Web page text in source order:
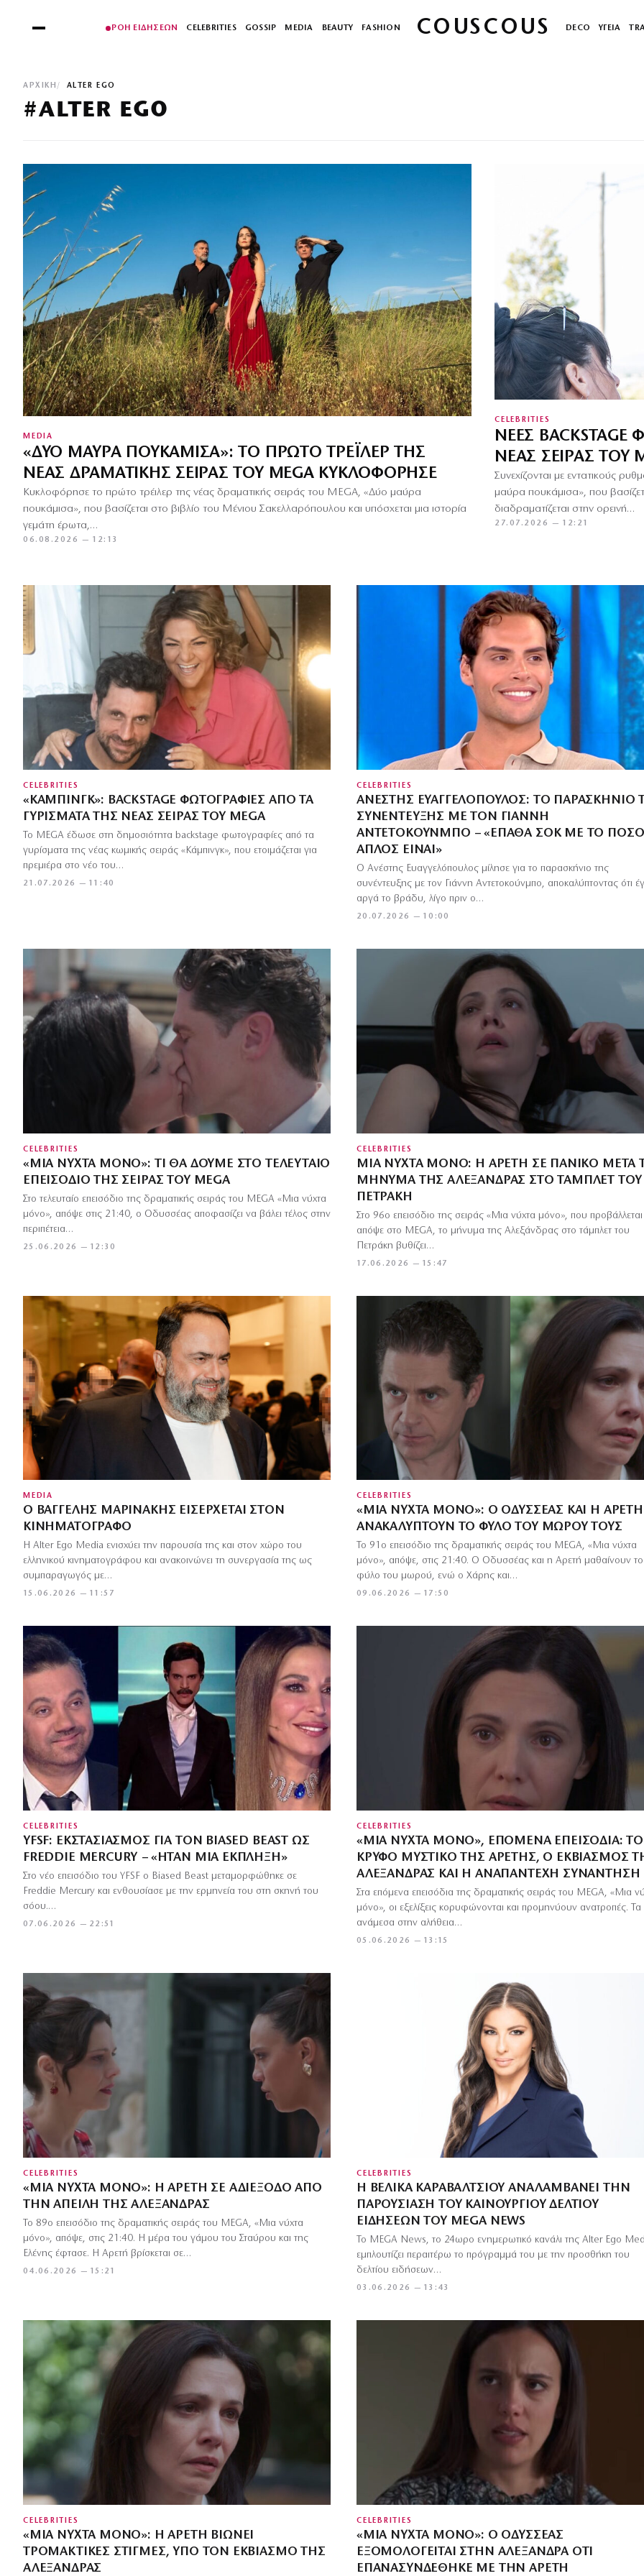
ΡΟΗ ΕΙΔΗΣΕΩΝ CELEBRITIES GOSSIP MEDIA BEAUTY FASHION COUSCOUS DECO ΥΓΕΙΑ
ΑΡΧΙΚΉ ALTER EGO
#ALTER EGO
MEDIA
«ΔΎΟ ΜΑΎΡΑ ΠΟΥΚΆΜΙΣΑ»: ΤΟ ΠΡΏΤΟ ΤΡΈΙΛΕΡ ΤΗΣ
ΝΈΑΣ ΔΡΑΜΑΤΙΚΉΣ ΣΕΙΡΆΣ ΤΟΥ MEGA ΚΥΚΛΟΦΌΡΗΣΕ
Κυκλοφόρησε το πρώτο τρέιλερ της νέας δραματικής σειράς του MEGA, «Δύο μαύρα
πουκάμισα», που βασίζεται στο βιβλίο του Μένιου Σακελλαρόπουλου και υπόσχεται μια ιστορία
γεμάτη έρωτα,…
06.08.2026 — 12:13
CELEBRITIES
ΝΈΕΣ
ΝΈΑΣ ΣΕΙΡΆΣ ΤΟΥ
Συνεχίζονται με εντατικούς
μαύρα πουκάμισα», που
διαδραματίζεται στην ορεινή…
27.07.2026 — 12:21
CELEBRITIES
«ΚΆΜΠΙΝΓΚ»: BACKSTAGE ΦΩΤΟΓΡΑΦΊΕΣ ΑΠΌ ΤΑ
ΓΥΡΊΣΜΑΤΑ ΤΗΣ ΝΈΑΣ ΣΕΙΡΆΣ ΤΟΥ MEGA
21.07.2026 — 11:40
Το MEGA έδωσε στη δημοσιότητα backstage φωτογραφίες από τα
γυρίσματα της νέας κωμικής σειράς «Κάμπινγκ», που ετοιμάζεται για
πρεμιέρα στο νέο του…
CELEBRITIES
ΑΝΈΣΤΗΣ ΕΥΑΓΓΕΛΌΠΟΥΛΟΣ: ΤΟ ΠΑΡΑΣΚΉΝΙΟ
ΣΥΝΈΝΤΕΥΞΗΣ ΜΕ ΤΟΝ ΓΙΆΝΝΗ
ΑΝΤΕΤΟΚΟΎΝΜΠΟ – «ΈΠΑΘΑ ΣΟΚ ΜΕ ΤΟ ΠΌΣΟ
ΑΠΛΌΣ ΕΊΝΑΙ»
20.07.2026 — 10:00
Ο Ανέστης Ευαγγελόπουλος μίλησε για το παρασκήνιο της
συνέντευξης με τον Γιάννη Αντετοκούνμπο, αποκαλύπτοντας ότι
αργά το βράδυ, λίγο πριν ο…
CELEBRITIES
«ΜΙΑ ΝΎΧΤΑ ΜΌΝΟ»: ΤΙ ΘΑ ΔΟΎΜΕ ΣΤΟ ΤΕΛΕΥΤΑΊΟ
ΕΠΕΙΣΌΔΙΟ ΤΗΣ ΣΕΙΡΆΣ ΤΟΥ MEGA
25.06.2026 — 12:30
Στο τελευταίο επεισόδιο της δραματικής σειράς του MEGA «Μια νύχτα
μόνο», απόψε στις 21:40, ο Οδυσσέας αποφασίζει να βάλει τέλος στην
περιπέτεια…
CELEBRITIES
ΜΙΑ ΝΎΧΤΑ ΜΌΝΟ: Η ΑΡΕΤΉ ΣΕ ΠΑΝΙΚΌ ΜΕΤΆ
ΜΉΝΥΜΑ ΤΗΣ ΑΛΕΞΆΝΔΡΑΣ ΣΤΟ ΤΆΜΠΛΕΤ ΤΟΥ
ΠΕΤΡΆΚΗ
17.06.2026 — 15:47
Στο 96ο επεισόδιο της σειράς «Μια νύχτα μόνο», που προβάλλεται
απόψε στο MEGA, το μήνυμα της Αλεξάνδρας στο τάμπλετ του
Πετράκη βυθίζει…
MEDIA
Ο ΒΑΓΓΈΛΗΣ ΜΑΡΙΝΆΚΗΣ ΕΙΣΈΡΧΕΤΑΙ ΣΤΟΝ
ΚΙΝΗΜΑΤΟΓΡΆΦΟ
15.06.2026 — 11:57
Η Alter Ego Media ενισχύει την παρουσία της και στον χώρο του
ελληνικού κινηματογράφου και ανακοινώνει τη συνεργασία της ως
συμπαραγωγός με…
CELEBRITIES
«ΜΙΑ ΝΎΧΤΑ ΜΌΝΟ»: Ο ΟΔΥΣΣΈΑΣ ΚΑΙ Η ΑΡΕΤΉ
ΑΝΑΚΑΛΎΠΤΟΥΝ ΤΟ ΦΎΛΟ ΤΟΥ ΜΩΡΟΎ ΤΟΥΣ
09.06.2026 — 17:50
Το 91ο επεισόδιο της δραματικής σειράς του MEGA, «Μια νύχτα
μόνο», απόψε, στις 21:40. Ο Οδυσσέας και η Αρετή μαθαίνουν το
φύλο του μωρού, ενώ ο Χάρης και…
CELEBRITIES
YFSF: ΕΚΣΤΑΣΙΑΣΜΌΣ ΓΙΑ ΤΟΝ BIASED BEAST ΩΣ
FREDDIE MERCURY – «ΉΤΑΝ ΜΙΑ ΈΚΠΛΗΞΗ»
07.06.2026 — 22:51
Στο νέο επεισόδιο του YFSF ο Biased Beast μεταμορφώθηκε σε
Freddie Mercury και ενθουσίασε με την ερμηνεία του στη σκηνή του
σόου.…
CELEBRITIES
«ΜΙΑ ΝΎΧΤΑ ΜΌΝΟ», ΕΠΌΜΕΝΑ ΕΠΕΙΣΌΔΙΑ: ΤΟ
ΚΡΥΦΌ ΜΥΣΤΙΚΌ ΤΗΣ ΑΡΕΤΉΣ, Ο ΕΚΒΙΑΣΜΌΣ
ΑΛΕΞΆΝΔΡΑΣ ΚΑΙ Η ΑΝΑΠΆΝΤΕΧΗ ΣΥΝΆΝΤΗΣΗ
05.06.2026 — 13:15
Στα επόμενα επεισόδια της δραματικής σειράς του MEGA, «Μια
μόνο», οι εξελίξεις κορυφώνονται και προμηνύουν ανατροπές. Τα
ανάμεσα στην αλήθεια…
CELEBRITIES
«ΜΙΑ ΝΎΧΤΑ ΜΌΝΟ»: Η ΑΡΕΤΉ ΣΕ ΑΔΙΈΞΟΔΟ ΑΠΌ
ΤΗΝ ΑΠΕΙΛΉ ΤΗΣ ΑΛΕΞΆΝΔΡΑΣ
04.06.2026 — 15:21
Το 89ο επεισόδιο της δραματικής σειράς του MEGA, «Μια νύχτα
μόνο», απόψε, στις 21:40. Η μέρα του γάμου του Σταύρου και της
Ελένης έφτασε. Η Αρετή βρίσκεται σε…
CELEBRITIES
Η ΒΕΛΊΚΑ ΚΑΡΑΒΆΛΤΣΙΟΥ ΑΝΑΛΑΜΒΆΝΕΙ ΤΗΝ
ΠΑΡΟΥΣΊΑΣΗ ΤΟΥ ΚΑΙΝΟΎΡΓΙΟΥ ΔΕΛΤΊΟΥ
ΕΙΔΉΣΕΩΝ ΤΟΥ MEGA NEWS
03.06.2026 — 13:43
Το MEGA News, το 24ωρο ενημερωτικό κανάλι της Alter Ego
εμπλουτίζει περαιτέρω το πρόγραμμά του με την προσθήκη του
δελτίου ειδήσεων…
CELEBRITIES
«ΜΙΑ ΝΎΧΤΑ ΜΌΝΟ»: Η ΑΡΕΤΉ ΒΙΏΝΕΙ
ΤΡΟΜΑΚΤΙΚΈΣ ΣΤΙΓΜΈΣ, ΥΠΌ ΤΟΝ ΕΚΒΙΑΣΜΌ ΤΗΣ
ΑΛΕΞΆΝΔΡΑΣ
CELEBRITIES
«ΜΙΑ ΝΎΧΤΑ ΜΌΝΟ»: Ο ΟΔΥΣΣΈΑΣ
ΕΞΟΜΟΛΟΓΕΊΤΑΙ ΣΤΗΝ ΑΛΕΞΆΝΔΡΑ ΌΤΙ
ΕΠΑΝΑΣΥΝΔΈΘΗΚΕ ΜΕ ΤΗΝ ΑΡΕΤΉ